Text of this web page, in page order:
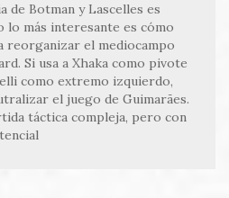
de Botman y Lascelles es
lo más interesante es cómo
reorganizar el mediocampo
Si usa a Xhaka como pivote
como extremo izquierdo,
el juego de Guimarães.
táctica compleja, pero con